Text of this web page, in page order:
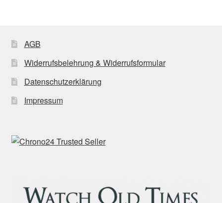
AGB
Widerrufsbelehrung & Widerrufsformular
Datenschutzerklärung
Impressum